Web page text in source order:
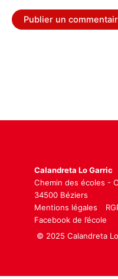
Calandreta Lo Garric
Chemin des écoles -
34500 Béziers
Mentions légales
Facebook de l’école
© 2025 Calandreta